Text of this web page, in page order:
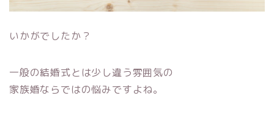
いかがでしたか？
一般の結婚式とは少し違う雰囲気の
家族婚ならではの悩みですよね。